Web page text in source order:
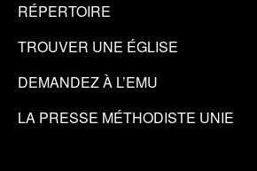
RÉPERTOIRE
TROUVER UNE ÉGLISE
DEMANDEZ À L’EMU
LA PRESSE MÉTHODISTE UNIE